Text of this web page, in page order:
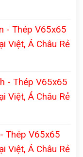
- Thép V65x65
Việt, Á Châu Rẻ
- Thép V65x65
Việt, Á Châu Rẻ
Thép V65x65
Việt, Á Châu Rẻ